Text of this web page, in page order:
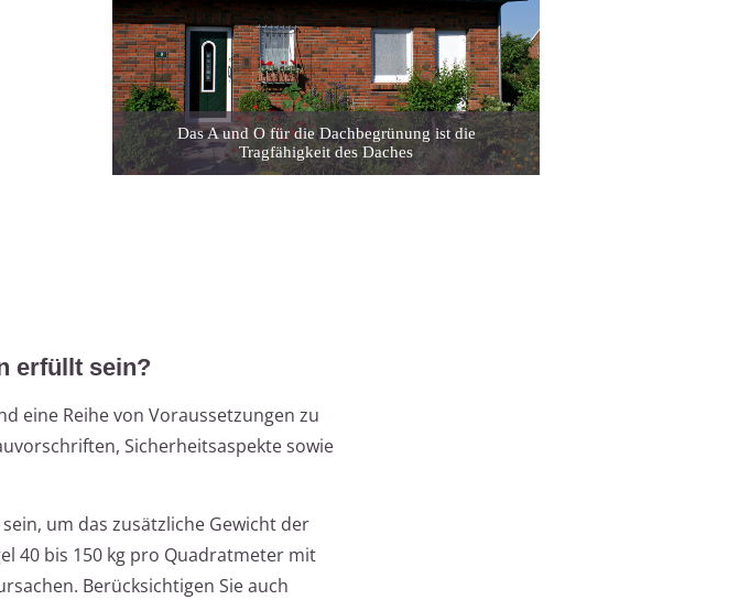
Das A und O für die Dachbegrünung ist die
Tragfähigkeit des Daches
erfüllt sein?
eine Reihe von Voraussetzungen zu
Sicherheitsaspekte sowie
um das zusätzliche Gewicht der
40 bis 150 kg pro Quadratmeter mit
Berücksichtigen Sie auch